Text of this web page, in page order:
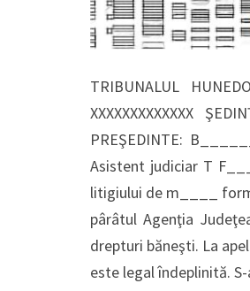
TRIBUNALUL
XXXXXXXXXXXXX
PREŞEDINTE:
Asistent judiciar T
litigiului de m____
pârâtul Agenţia
drepturi băneşti. La
este legal îndeplinită.